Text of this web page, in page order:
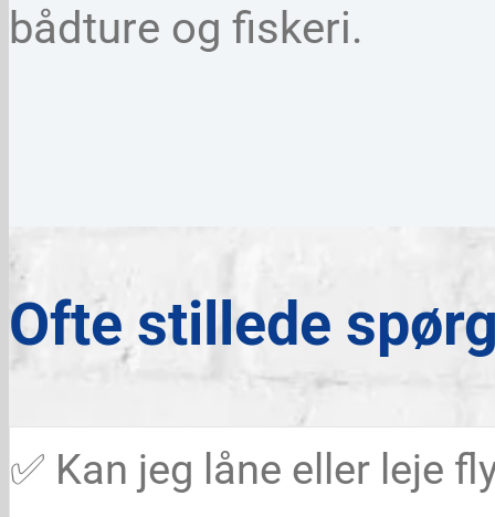
bådture og fiskeri.
Ofte stillede
✅ Kan jeg låne eller leje